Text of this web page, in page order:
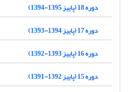
دوره 18 (پاییز 1395-1394)
دوره 17 (پاییز 1394-1393)
دوره 16 (پاییز 1393-1392)
دوره 15 (پاییز 1392-1391)